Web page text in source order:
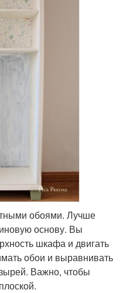
обоями. Лучше
основу. Вы
шкафа и двигать
обои и выравнивать
Важно, чтобы